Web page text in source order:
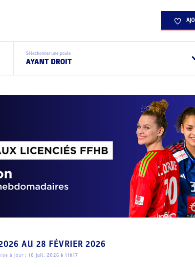
Sélectionner une poule
AYANT DROIT
AU 28 FÉVRIER 2026
à jour : 10 juil. 2026 à 11h17